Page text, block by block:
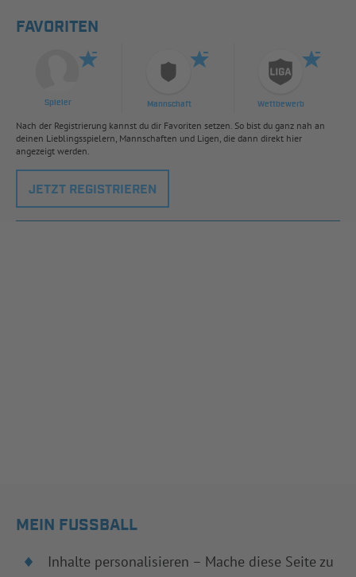
FAVORITEN
Spieler Mannschaft Wettbewerb
Nach der Registrierung kannst du dir Favoriten setzen. So bist du ganz nah an
deinen Lieblingsspielern, Mannschaften und Ligen, die dann direkt hier
angezeigt werden.
JETZT REGISTRIEREN
MEIN FUSSBALL
Inhalte personalisieren – Mache diese Seite zu